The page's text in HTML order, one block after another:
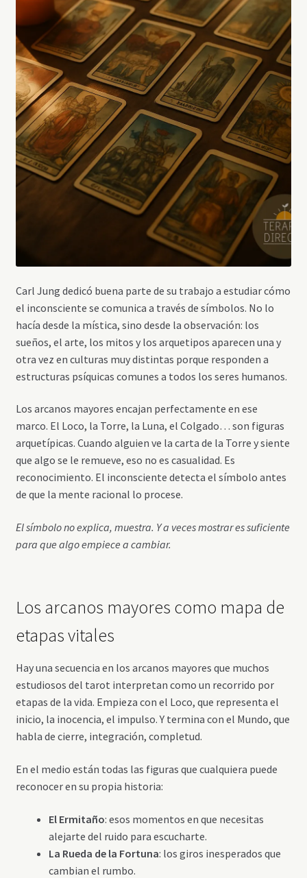
Carl Jung dedicó buena parte de su trabajo a estudiar cómo
el inconsciente se comunica a través de símbolos. No lo
hacía desde la mística, sino desde la observación: los
sueños, el arte, los mitos y los arquetipos aparecen una y
otra vez en culturas muy distintas porque responden a
estructuras psíquicas comunes a todos los seres humanos.
Los arcanos mayores encajan perfectamente en ese
marco. El Loco, la Torre, la Luna, el Colgado… son figuras
arquetípicas. Cuando alguien ve la carta de la Torre y siente
que algo se le remueve, eso no es casualidad. Es
reconocimiento. El inconsciente detecta el símbolo antes
de que la mente racional lo procese.
El símbolo no explica, muestra. Y a veces mostrar es suficiente
para que algo empiece a cambiar.
Los arcanos mayores como mapa de
etapas vitales
Hay una secuencia en los arcanos mayores que muchos
estudiosos del tarot interpretan como un recorrido por
etapas de la vida. Empieza con el Loco, que representa el
inicio, la inocencia, el impulso. Y termina con el Mundo, que
habla de cierre, integración, completud.
En el medio están todas las figuras que cualquiera puede
reconocer en su propia historia:
El Ermitaño: esos momentos en que necesitas
alejarte del ruido para escucharte.
La Rueda de la Fortuna: los giros inesperados que
cambian el rumbo.